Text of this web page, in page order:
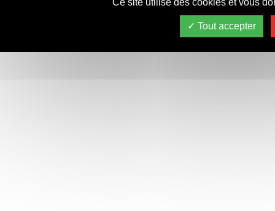
Ce site utilise des cookies et vous
Tout accepter